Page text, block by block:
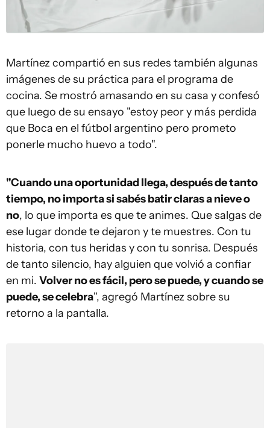
Martínez compartió en sus redes también algunas
imágenes de su práctica para el programa de
cocina. Se mostró amasando en su casa y confesó
que luego de su ensayo "estoy peor y más perdida
que Boca en el fútbol argentino pero prometo
ponerle mucho huevo a todo".
"Cuando una oportunidad llega, después de tanto
tiempo, no importa si sabés batir claras a nieve o
no, lo que importa es que te animes. Que salgas de
ese lugar donde te dejaron y te muestres. Con tu
historia, con tus heridas y con tu sonrisa. Después
de tanto silencio, hay alguien que volvió a confiar
en mi. Volver no es fácil, pero se puede, y cuando se
puede, se celebra", agregó Martínez sobre su
retorno a la pantalla.